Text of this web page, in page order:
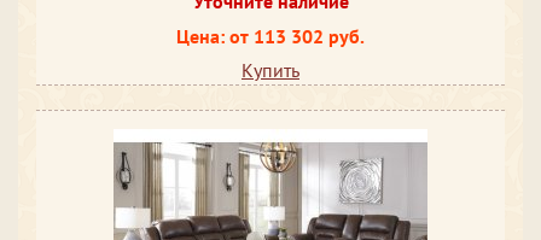
Цена: от 113 302 руб.
Купить